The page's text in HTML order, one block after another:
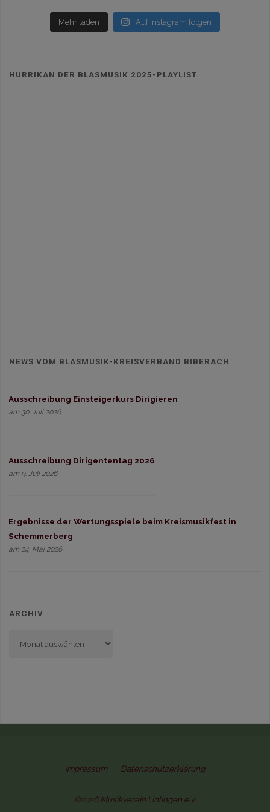
Mehr laden Auf Instagram folgen
HURRIKAN DER BLASMUSIK 2025-PLAYLIST
NEWS VOM BLASMUSIK-KREISVERBAND BIBERACH
Ausschreibung Einsteigerkurs Dirigieren
am 30. Juli 2026
Ausschreibung Dirigententag 2026
am 9. Juli 2026
Ergebnisse der Wertungsspiele beim Kreismusikfest in
Schemmerberg
am 24. Mai 2026
ARCHIV
Impressum Datenschutzerklärung
©2026 Musikverein Unlingen e.V.